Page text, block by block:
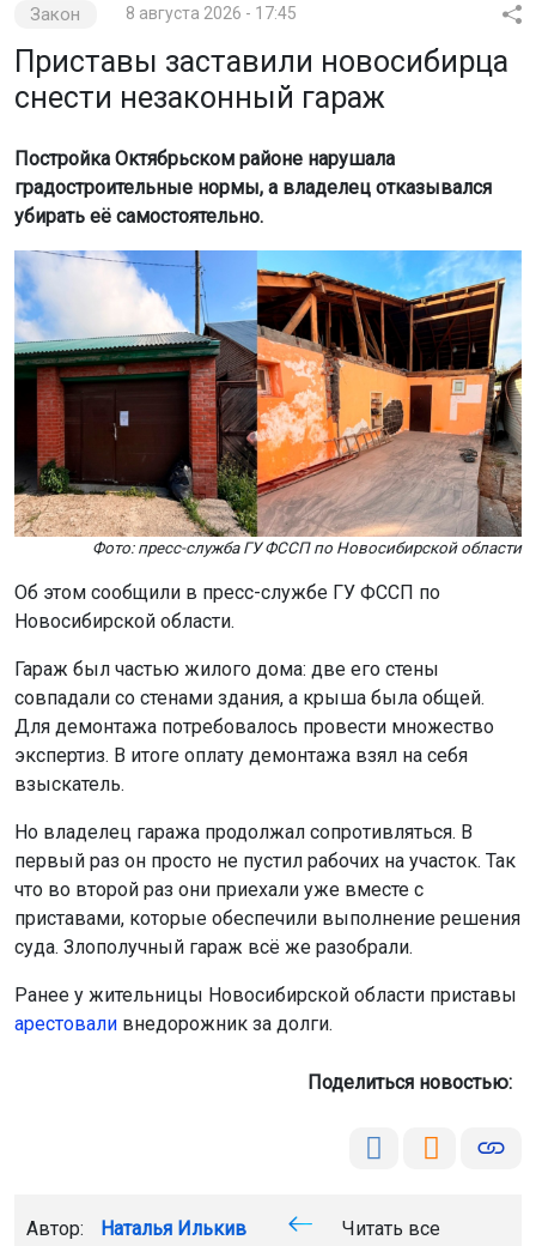
Закон 8 августа 2026 - 17:45
Приставы заставили новосибирца
снести незаконный гараж
Постройка Октябрьском районе нарушала
градостроительные нормы, а владелец отказывался
убирать её самостоятельно.
Фото: пресс-служба ГУ ФССП по Новосибирской области
Об этом сообщили в пресс-службе ГУ ФССП по
Новосибирской области.
Гараж был частью жилого дома: две его стены
совпадали со стенами здания, а крыша была общей.
Для демонтажа потребовалось провести множество
экспертиз. В итоге оплату демонтажа взял на себя
взыскатель.
Но владелец гаража продолжал сопротивляться. В
первый раз он просто не пустил рабочих на участок. Так
что во второй раз они приехали уже вместе с
приставами, которые обеспечили выполнение решения
суда. Злополучный гараж всё же разобрали.
Ранее у жительницы Новосибирской области приставы
арестовали внедорожник за долги.
Поделиться новостью:
Автор: Наталья Илькив
Читать все